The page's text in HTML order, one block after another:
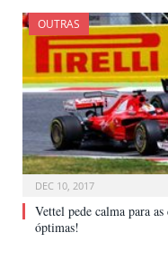
OUTRAS
DEC 10, 2017
Vettel pede calma para
óptimas!